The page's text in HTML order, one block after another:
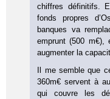
chiffres définitifs.
fonds propres
banques va
emprunt (500 m€),
augmenter la
Il me semble que
360m€ servent à
qui couvre les